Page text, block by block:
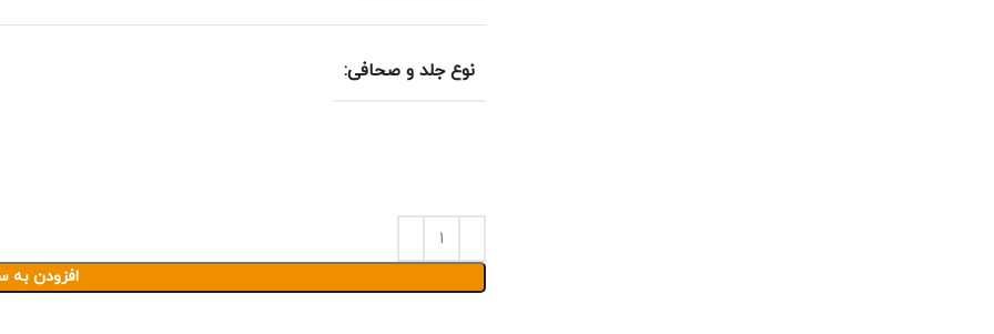
نوع جلد و صحافی:
افزودن به